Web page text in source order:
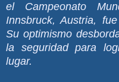
el Campeonato
Innsbruck, Austria,
Su optimismo
la seguridad para
lugar.